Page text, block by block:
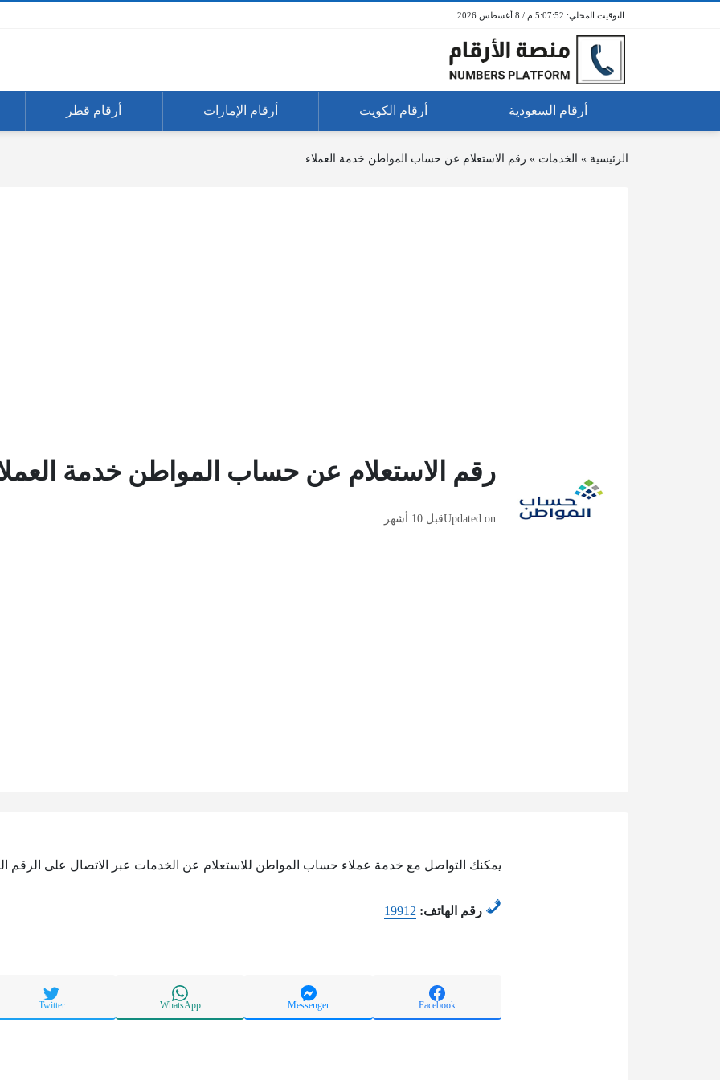
5:07:52 م / 8 أغسطس 2026
أرقام السعودية أرقام الكويت أرقام الإمارات أرقام قطر
الرئيسية » الخدمات » رقم الاستعلام عن حساب المواطن خدمة العملاء
رقم الاستعلام عن حساب المواطن خدمة
Updated onقبل 10 أشهر
يمكنك التواصل مع خدمة عملاء حساب المواطن للاستعلام عن الخدمات عبر الاتصال على الرقم
رقم الهاتف: 19912
Facebook
Messenger
WhatsApp
Twitter